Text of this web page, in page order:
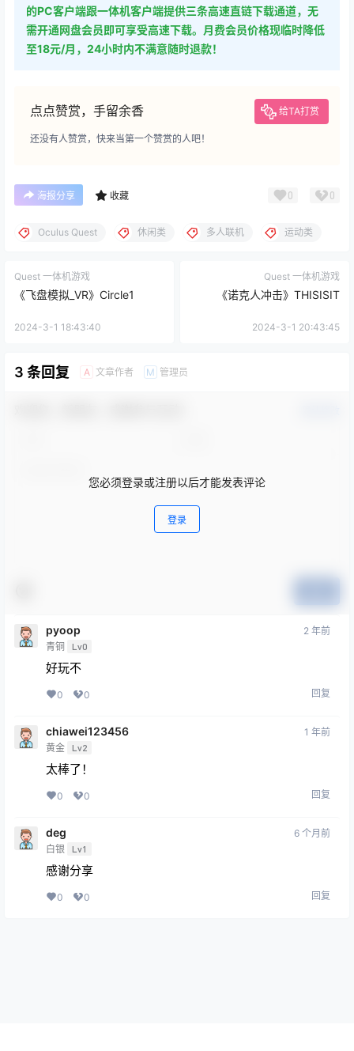
的PC客户端跟一体机客户端提供三条高速直链下载通道，无
需开通网盘会员即可享受高速下载。月费会员价格现临时降低
至18元/月，24小时内不满意随时退款！
点点赞赏，手留余香 给TA打赏
还没有人赞赏，快来当第一个赞赏的人吧！
海报分享 收藏 0 0
Oculus Quest 休闲类 多人联机 运动类
Quest 一体机游戏
《飞盘模拟_VR》Circle1
2024-3-1 18:43:40
Quest 一体机游戏
《诺克人冲击》THISISIT
2024-3-1 20:43:45
3 条回复 A 文章作者 M 管理员
您必须登录或注册以后才能发表评论
登录
pyoop
青铜 Lv0
2 年前
好玩不
0 0 回复
chiawei123456
黄金 Lv2
1 年前
太棒了！
0 0 回复
deg
白银 Lv1
6 个月前
感谢分享
0 0 回复